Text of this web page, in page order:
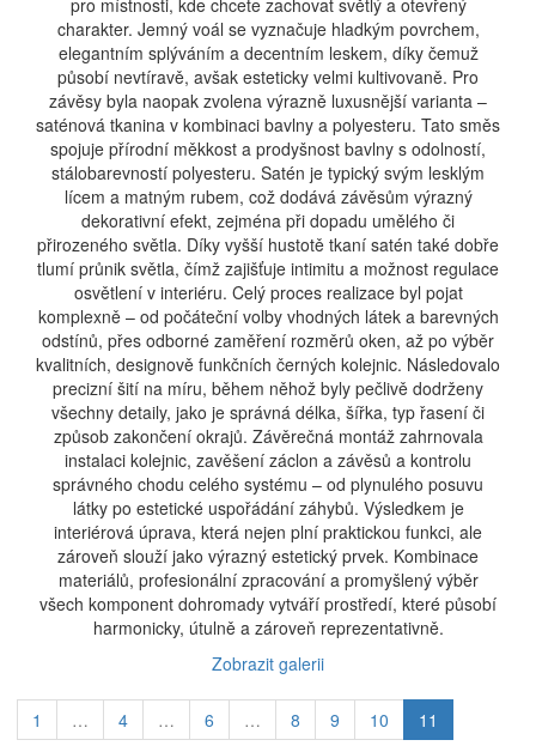
pro místnosti, kde chcete zachovat světlý a otevřený
charakter. Jemný voál se vyznačuje hladkým povrchem,
elegantním splýváním a decentním leskem, díky čemuž
působí nevtíravě, avšak esteticky velmi kultivovaně. Pro
závěsy byla naopak zvolena výrazně luxusnější varianta –
saténová tkanina v kombinaci bavlny a polyesteru. Tato směs
spojuje přírodní měkkost a prodyšnost bavlny s odolností,
stálobarevností polyesteru. Satén je typický svým lesklým
lícem a matným rubem, což dodává závěsům výrazný
dekorativní efekt, zejména při dopadu umělého či
přirozeného světla. Díky vyšší hustotě tkaní satén také dobře
tlumí průnik světla, čímž zajišťuje intimitu a možnost regulace
osvětlení v interiéru. Celý proces realizace byl pojat
komplexně – od počáteční volby vhodných látek a barevných
odstínů, přes odborné zaměření rozměrů oken, až po výběr
kvalitních, designově funkčních černých kolejnic. Následovalo
precizní šití na míru, během něhož byly pečlivě dodrženy
všechny detaily, jako je správná délka, šířka, typ řasení či
způsob zakončení okrajů. Závěrečná montáž zahrnovala
instalaci kolejnic, zavěšení záclon a závěsů a kontrolu
správného chodu celého systému – od plynulého posuvu
látky po estetické uspořádání záhybů. Výsledkem je
interiérová úprava, která nejen plní praktickou funkci, ale
zároveň slouží jako výrazný estetický prvek. Kombinace
materiálů, profesionální zpracování a promyšlený výběr
všech komponent dohromady vytváří prostředí, které působí
harmonicky, útulně a zároveň reprezentativně.
Zobrazit galerii
1 … 4 … 6 … 8 9 10 11